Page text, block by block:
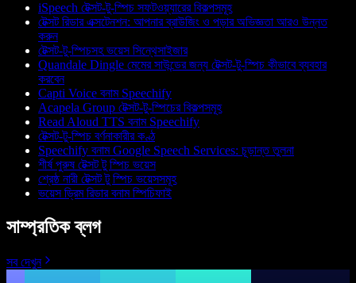
iSpeech টেক্সট-টু-স্পিচ সফটওয়্যারের বিকল্পসমূহ
টেক্সট রিডার এক্সটেনশন: আপনার ব্রাউজিং ও পড়ার অভিজ্ঞতা আরও উন্নত
করুন
টেক্সট-টু-স্পিচসহ ভয়েস সিন্থেসাইজার
Quandale Dingle মেমের সাউন্ডের জন্য টেক্সট-টু-স্পিচ কীভাবে ব্যবহার
করবেন
Capti Voice বনাম Speechify
Acapela Group টেক্সট-টু-স্পিচের বিকল্পসমূহ
Read Aloud TTS বনাম Speechify
টেক্সট-টু-স্পিচ বর্ণনাকারীর কণ্ঠ
Speechify বনাম Google Speech Services: চূড়ান্ত তুলনা
শীর্ষ পুরুষ টেক্সট টু স্পিচ ভয়েস
শ্রেষ্ঠ নারী টেক্সট টু স্পিচ ভয়েসসমূহ
ভয়েস ড্রিম রিডার বনাম স্পিচিফাই
সাম্প্রতিক ব্লগ
সব দেখুন